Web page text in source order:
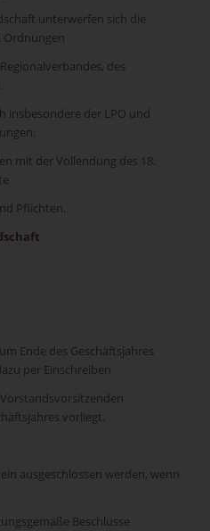
unterwerfen sich die
Ordnungen
des
insbesondere der LPO und
mit der Vollendung des 18.
Pflichten.
Ende des Geschäftsjahres
per Einschreiben
vorliegt.
ausgeschlossen werden, wenn
Beschlüsse